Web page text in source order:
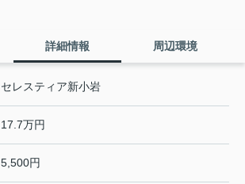
詳細情報 周辺環境
セレスティア新小岩
17.7万円
5,500円